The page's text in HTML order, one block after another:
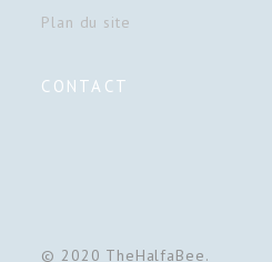
Plan du site
CONTACT
© 2020 TheHalfaBee.